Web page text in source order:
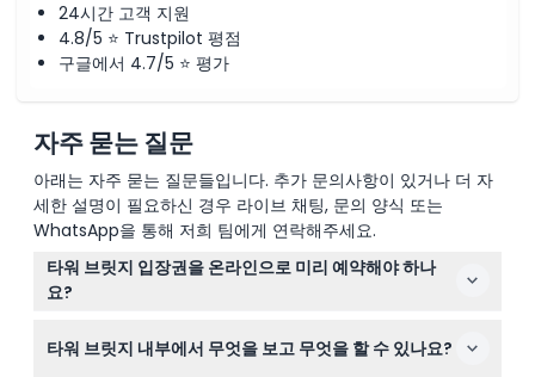
24시간 고객 지원
4.8/5 ⭐ Trustpilot 평점
구글에서 4.7/5 ⭐ 평가
자주 묻는 질문
아래는 자주 묻는 질문들입니다. 추가 문의사항이 있거나 더 자
세한 설명이 필요하신 경우 라이브 채팅, 문의 양식 또는
WhatsApp을 통해 저희 팀에게 연락해주세요.
타워 브릿지 입장권을 온라인으로 미리 예약해야 하나
요?
대기 시간을 피하기 위해 타워 브릿지 티켓을 여기서 온라
타워 브릿지 내부에서 무엇을 보고 무엇을 할 수 있나요?